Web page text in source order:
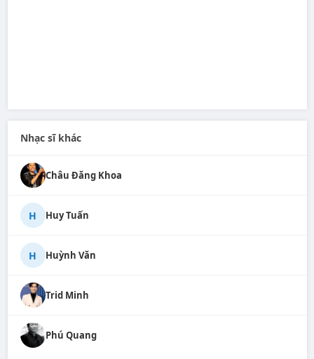
Nhạc sĩ khác
Châu Đăng Khoa
H Huy Tuấn
H Huỳnh Văn
Trid Minh
Phú Quang